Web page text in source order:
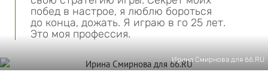
побед в настрое, я люблю бороться
до конца, дожать. Я играю в го 25 лет.
Это моя профессия.
Ирина Смирнова для 66.RU